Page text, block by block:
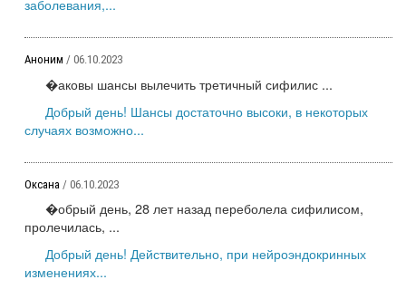
заболевания,...
Аноним / 06.10.2023
�аковы шансы вылечить третичный сифилис ...
Добрый день! Шансы достаточно высоки, в некоторых
случаях возможно...
Оксана / 06.10.2023
�обрый день, 28 лет назад переболела сифилисом,
пролечилась, ...
Добрый день! Действительно, при нейроэндокринных
изменениях...